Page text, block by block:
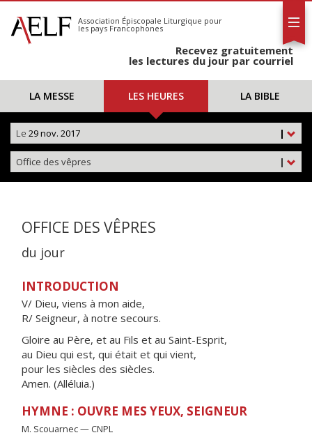
S'abonner
Calendrier
Association Épiscopale Liturgique pour
les pays Francophones
Recevez gratuitement
les lectures du jour par courriel
LA MESSE LES HEURES LA BIBLE
|
Le 29 nov. 2017
|
Office des vêpres
OFFICE DES VÊPRES
du jour
INTRODUCTION
V/ Dieu, viens à mon aide,
R/ Seigneur, à notre secours.
Gloire au Père, et au Fils et au Saint-Esprit,
au Dieu qui est, qui était et qui vient,
pour les siècles des siècles.
Amen. (Alléluia.)
HYMNE : OUVRE MES YEUX, SEIGNEUR
M. Scouarnec — CNPL